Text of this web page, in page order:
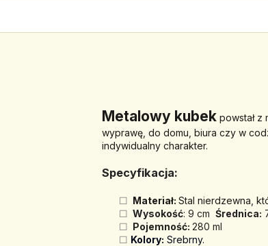
Metalowy kubek powstał
wyprawę, do domu, biura czy w
indywidualny charakter.
Specyfikacja:
Materiał: Stal nierdzewna,
Wysokość: 9 cm Średnica:
Pojemność: 280 ml
Kolory: Srebrny.